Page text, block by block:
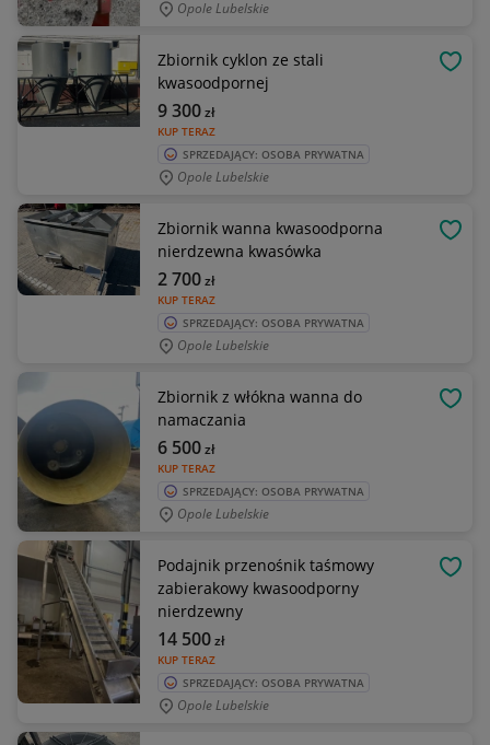
Opole Lubelskie
Zbiornik cyklon ze stali
kwasoodpornej
KUP TERAZ
9 300zł
SPRZEDAJĄCY: OSOBA PRYWATNA
Opole Lubelskie
Zbiornik wanna kwasoodporna
nierdzewna kwasówka
KUP TERAZ
2 700zł
SPRZEDAJĄCY: OSOBA PRYWATNA
Opole Lubelskie
Zbiornik z włókna wanna do
namaczania
KUP TERAZ
6 500zł
SPRZEDAJĄCY: OSOBA PRYWATNA
Opole Lubelskie
Podajnik przenośnik taśmowy
zabierakowy kwasoodporny
nierdzewny
KUP TERAZ
14 500zł
SPRZEDAJĄCY: OSOBA PRYWATNA
Opole Lubelskie